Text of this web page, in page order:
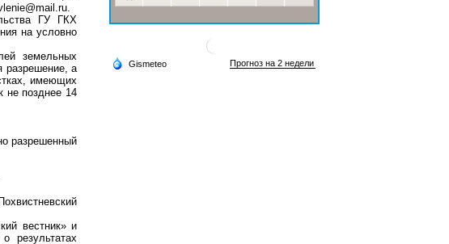
ГУ ГКХ
на условно
земельных
разрешение, а
имеющих
не позднее 14
разрешенный
вестник» и
результатах